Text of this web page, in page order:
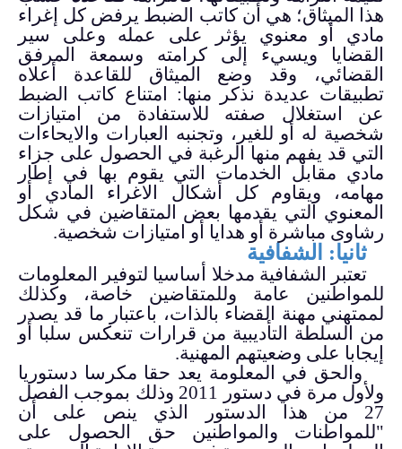
هذا الميثاق؛ هي أن كاتب الضبط يرفض كل إغراء
مادي أو معنوي يؤثر على عمله وعلى سير
القضايا ويسيء إلى كرامته وسمعة المرفق
القضائي، وقد وضع الميثاق للقاعدة أعلاه
تطبيقات عديدة نذكر منها: امتناع كاتب الضبط
عن استغلال صفته للاستفادة من امتيازات
شخصية له أو للغير، وتجنبه العبارات والايحاءات
التي قد يفهم منها الرغبة في الحصول على جزاء
مادي مقابل الخدمات التي يقوم بها في إطار
مهامه، ويقاوم كل أشكال الاغراء المادي أو
المعنوي التي يقدمها بعض المتقاضين في شكل
رشاوى مباشرة أو هدايا أو امتيازات شخصية.
ثانيا: الشفافية
تعتبر الشفافية مدخلا أساسيا لتوفير المعلومات
للمواطنين عامة وللمتقاضين خاصة، وكذلك
لممتهني مهنة القضاء بالذات، باعتبار ما قد يصدر
من السلطة التأديبية من قرارات تنعكس سلبا أو
إيجابا على وضعيتهم المهنية.
والحق في المعلومة يعد حقا مكرسا دستوريا
ولأول مرة في دستور 2011 وذلك بموجب الفصل
27 من هذا الدستور الذي ينص على أن
"للمواطنات والمواطنين حق الحصول على